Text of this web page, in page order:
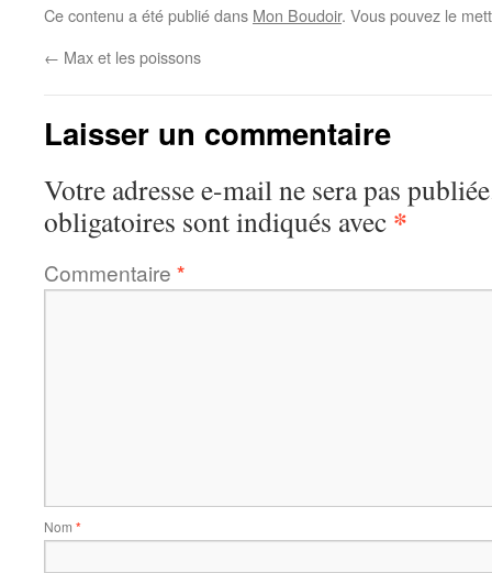
Ce contenu a été publié dans Mon Boudoir. Vous pouvez le
← Max et les poissons
Laisser un commentaire
Votre adresse e-mail ne sera pas
obligatoires sont indiqués avec *
Commentaire *
Nom *